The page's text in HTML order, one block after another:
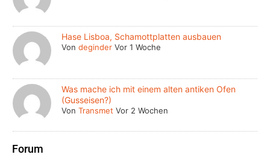
Hase Lisboa, Schamottplatten ausbauen
Vondeginder Vor 1 Woche
Was mache ich mit einem alten antiken Ofen
(Gusseisen?)
VonTransmet Vor 2 Wochen
Forum